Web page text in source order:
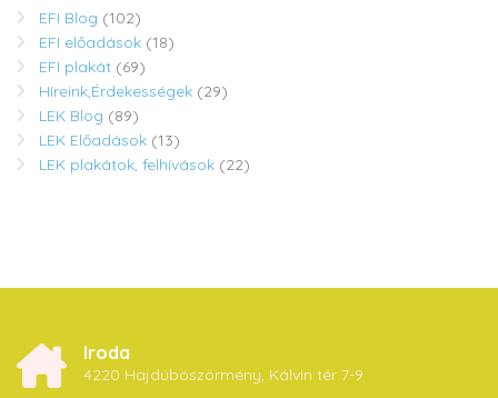
EFI Blog (102)
EFI előadások (18)
EFI plakát (69)
Híreink,Érdekességek (29)
LEK Blog (89)
LEK Előadások (13)
LEK plakátok, felhívások (22)
Iroda
4220 Hajdúböszörmény, Kálvin tér 7-9